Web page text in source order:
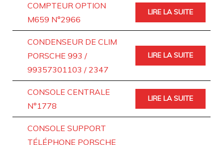
COMPTEUR OPTION
M659 N°2966
LIRE LA SUITE
CONDENSEUR DE CLIM
PORSCHE 993 /
99357301103 / 2347
LIRE LA SUITE
CONSOLE CENTRALE
N°1778
LIRE LA SUITE
CONSOLE SUPPORT
TÉLÉPHONE PORSCHE